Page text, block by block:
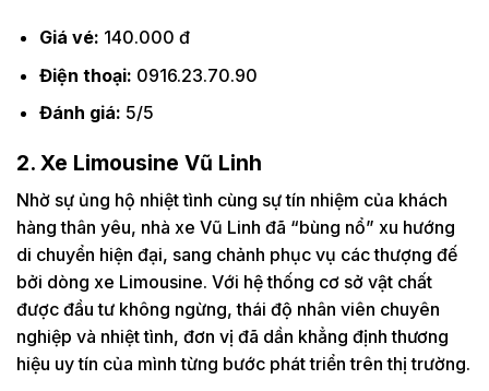
Giá vé: 140.000 đ
Điện thoại: 0916.23.70.90
Đánh giá: 5/5
2. Xe Limousine Vũ Linh
Nhờ sự ủng hộ nhiệt tình cùng sự tín nhiệm của khách
hàng thân yêu, nhà xe Vũ Linh đã “bùng nổ” xu hướng
di chuyển hiện đại, sang chảnh phục vụ các thượng đế
bởi dòng xe Limousine. Với hệ thống cơ sở vật chất
được đầu tư không ngừng, thái độ nhân viên chuyên
nghiệp và nhiệt tình, đơn vị đã dần khẳng định thương
hiệu uy tín của mình từng bước phát triển trên thị trường.